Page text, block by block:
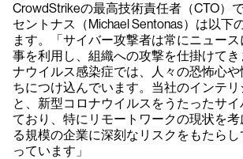
CrowdStrikeの最高技術責任者（CTO）
セントナス（Michael Sentonas）は以下
ます。「サイバー攻撃者は常にニュー
事を利用し、組織への攻撃を仕掛けてき
ナウイルス感染症では、人々の恐怖心
ちにつけ込んでいます。当社のインテ
と、新型コロナウイルスをうたったサ
ており、特にリモートワークの現状を
る規模の企業に深刻なリスクをもたら
っています」